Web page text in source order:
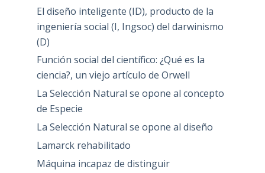
El diseño inteligente (ID), producto de la
ingeniería social (I, Ingsoc) del darwinismo
(D)
Función social del científico: ¿Qué es la
ciencia?, un viejo artículo de Orwell
La Selección Natural se opone al concepto
de Especie
La Selección Natural se opone al diseño
Lamarck rehabilitado
Máquina incapaz de distinguir